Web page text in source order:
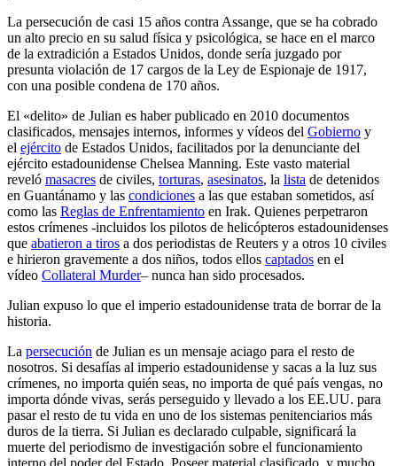
La persecución de casi 15 años contra Assange, que se ha cobrado
un alto precio en su salud física y psicológica, se hace en el marco
de la extradición a Estados Unidos, donde sería juzgado por
presunta violación de 17 cargos de la Ley de Espionaje de 1917,
con una posible condena de 170 años.
El «delito» de Julian es haber publicado en 2010 documentos
clasificados, mensajes internos, informes y vídeos del Gobierno y
el ejército de Estados Unidos, facilitados por la denunciante del
ejército estadounidense Chelsea Manning. Este vasto material
reveló masacres de civiles, torturas, asesinatos, la lista de detenidos
en Guantánamo y las condiciones a las que estaban sometidos, así
como las Reglas de Enfrentamiento en Irak. Quienes perpetraron
estos crímenes -incluidos los pilotos de helicópteros estadounidenses
que abatieron a tiros a dos periodistas de Reuters y a otros 10 civiles
e hirieron gravemente a dos niños, todos ellos captados en el
vídeo Collateral Murder– nunca han sido procesados.
Julian expuso lo que el imperio estadounidense trata de borrar de la
historia.
La persecución de Julian es un mensaje aciago para el resto de
nosotros. Si desafías al imperio estadounidense y sacas a la luz sus
crímenes, no importa quién seas, no importa de qué país vengas, no
importa dónde vivas, serás perseguido y llevado a los EE.UU. para
pasar el resto de tu vida en uno de los sistemas penitenciarios más
duros de la tierra. Si Julian es declarado culpable, significará la
muerte del periodismo de investigación sobre el funcionamiento
interno del poder del Estado. Poseer material clasificado, y mucho